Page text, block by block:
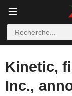
Kinetic,
Inc.,